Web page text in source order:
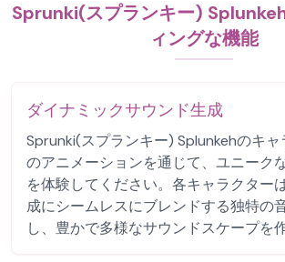
Sprunki(スプランキー)
ィングな機能
ダイナミックサウンド生成
Sprunki(スプランキー) Splunkehのキ
のアニメーションを通じて、ユニーク
を体験してください。各キャラクター
成にシームレスにブレンドする独特の
し、豊かで多様なサウンドスケープを